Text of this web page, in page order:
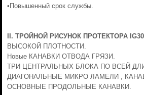
•Повышенный срок службы.
II. ТРОЙНОЙ РИСУНОК ПРОТЕКТОРА IG30
ВЫСОКОЙ ПЛОТНОСТИ.
Новые КАНАВКИ ОТВОДА ГРЯЗИ.
ТРИ ЦЕНТРАЛЬНЫХ БЛОКА ПО ВСЕЙ
ДИАГОНАЛЬНЫЕ МИКРО ЛАМЕЛИ ,
ОСНОВНЫЕ ПРОДОЛЬНЫЕ КАНАВКИ.